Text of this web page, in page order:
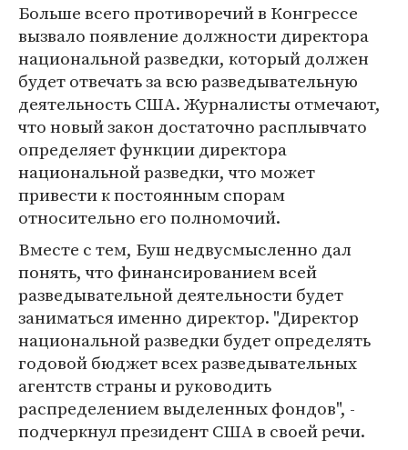
Больше всего противоречий в Конгрессе
вызвало появление должности директора
национальной разведки, который должен
будет отвечать за всю разведывательную
деятельность США. Журналисты отмечают,
что новый закон достаточно расплывчато
определяет функции директора
национальной разведки, что может
привести к постоянным спорам
относительно его полномочий.
Вместе с тем, Буш недвусмысленно дал
понять, что финансированием всей
разведывательной деятельности будет
заниматься именно директор. "Директор
национальной разведки будет определять
годовой бюджет всех разведывательных
агентств страны и руководить
распределением выделенных фондов", -
подчеркнул президент США в своей речи.